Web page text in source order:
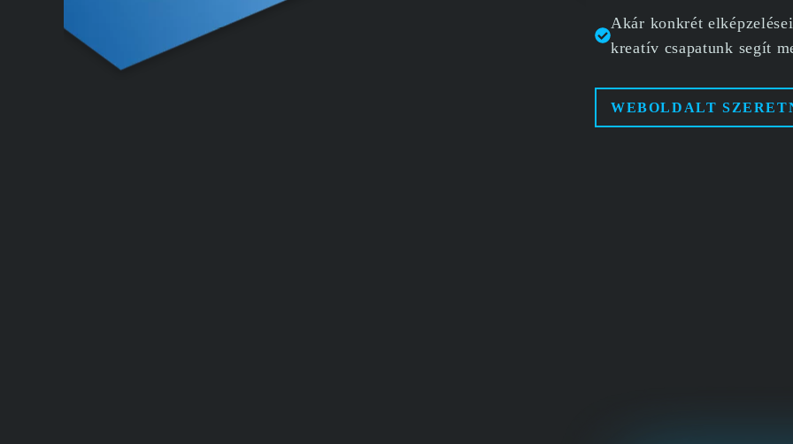
Akár konkrét
kreatív csapatunk segít
WEBOLDALT